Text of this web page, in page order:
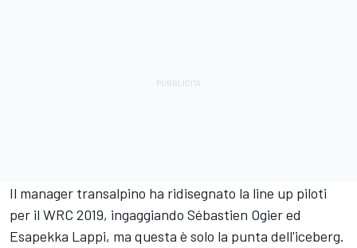
Il manager transalpino ha ridisegnato la line up piloti
per il WRC 2019, ingaggiando Sébastien Ogier ed
Esapekka Lappi, ma questa è solo la punta dell'iceberg.